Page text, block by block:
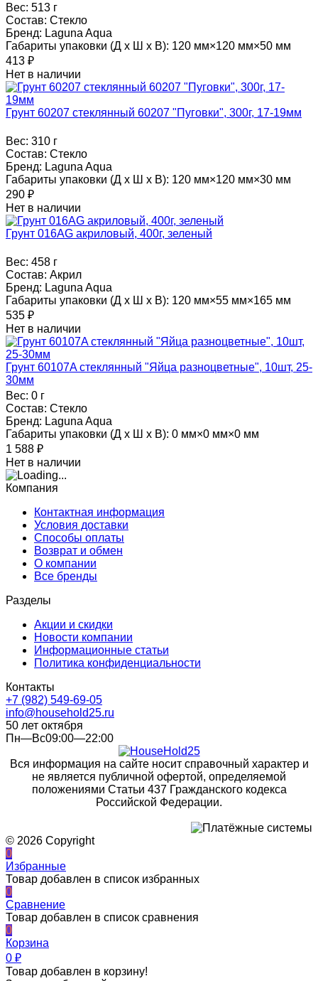
Вес: 513 г
Состав: Стекло
Бренд: Laguna Aqua
Габариты упаковки (Д х Ш х В): 120 мм×120 мм×50 мм
413 ₽
Нет в наличии
Грунт 60207 стеклянный 60207 "Пуговки", 300г, 17-19мм
Вес: 310 г
Состав: Стекло
Бренд: Laguna Aqua
Габариты упаковки (Д х Ш х В): 120 мм×120 мм×30 мм
290 ₽
Нет в наличии
Грунт 016AG акриловый, 400г, зеленый
Вес: 458 г
Состав: Акрил
Бренд: Laguna Aqua
Габариты упаковки (Д х Ш х В): 120 мм×55 мм×165 мм
535 ₽
Нет в наличии
Грунт 60107A стеклянный "Яйца разноцветные", 10шт, 25-
30мм
Вес: 0 г
Состав: Стекло
Бренд: Laguna Aqua
Габариты упаковки (Д х Ш х В): 0 мм×0 мм×0 мм
1 588 ₽
Нет в наличии
Компания
Контактная информация
Условия доставки
Способы оплаты
Возврат и обмен
О компании
Все бренды
Разделы
Акции и скидки
Новости компании
Информационные статьи
Политика конфиденциальности
Контакты
+7 (982) 549-69-05
info@household25.ru
50 лет октября
Пн—Вс09:00—22:00
Вся информация на сайте носит справочный характер и
не является публичной офертой, определяемой
положениями Статьи 437 Гражданского кодекса
Российской Федерации.
© 2026 Copyright
0
Избранные
Товар добавлен в список избранных
0
Сравнение
Товар добавлен в список сравнения
0
Корзина
0 ₽
Товар добавлен в корзину!